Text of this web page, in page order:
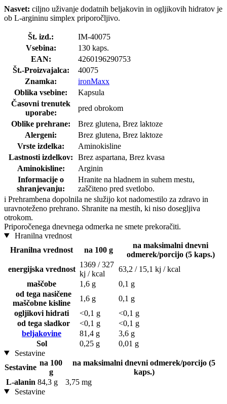
Nasvet: ciljno uživanje dodatnih beljakovin in ogljikovih hidratov je
ob L-argininu simplex priporočljivo.
Št. izd.:
IM-40075
Vsebina:
130 kaps.
EAN:
4260196290753
Št.-Proizvajalca:
40075
Znamka:
ironMaxx
Oblika vsebine:
Kapsula
Časovni trenutek
uporabe:
pred obrokom
Oblike prehrane:
Brez glutena, Brez laktoze
Alergeni:
Brez glutena, Brez laktoze
Vrste izdelka:
Aminokisline
Lastnosti izdelkov:
Brez aspartana, Brez kvasa
Aminokisline:
Arginin
Informacije o
shranjevanju:
Hranite na hladnem in suhem mestu,
zaščiteno pred svetlobo.
i Prehrambena dopolnila ne služijo kot nadomestilo za zdravo in
uravnoteženo prehrano. Shranite na mestih, ki niso dosegljiva
otrokom.
Priporočenega dnevnega odmerka ne smete prekoračiti.
Hranilna vrednost
Hranilna vrednost
na 100 g
na maksimalni dnevni
odmerek/porcijo (5 kaps.)
energijska vrednost
1369 / 327
kj / kcal
63,2 / 15,1 kj / kcal
maščobe
1,6 g
0,1 g
od tega nasičene
maščobne kisline
1,6 g
0,1 g
ogljikovi hidrati
<0,1 g
<0,1 g
od tega sladkor
<0,1 g
<0,1 g
beljakovine
81,4 g
3,6 g
Sol
0,25 g
0,01 g
Sestavine
Sestavine
na 100
g
na maksimalni dnevni odmerek/porcijo (5
kaps.)
L-alanin 84,3 g
3,75 mg
Sestavine